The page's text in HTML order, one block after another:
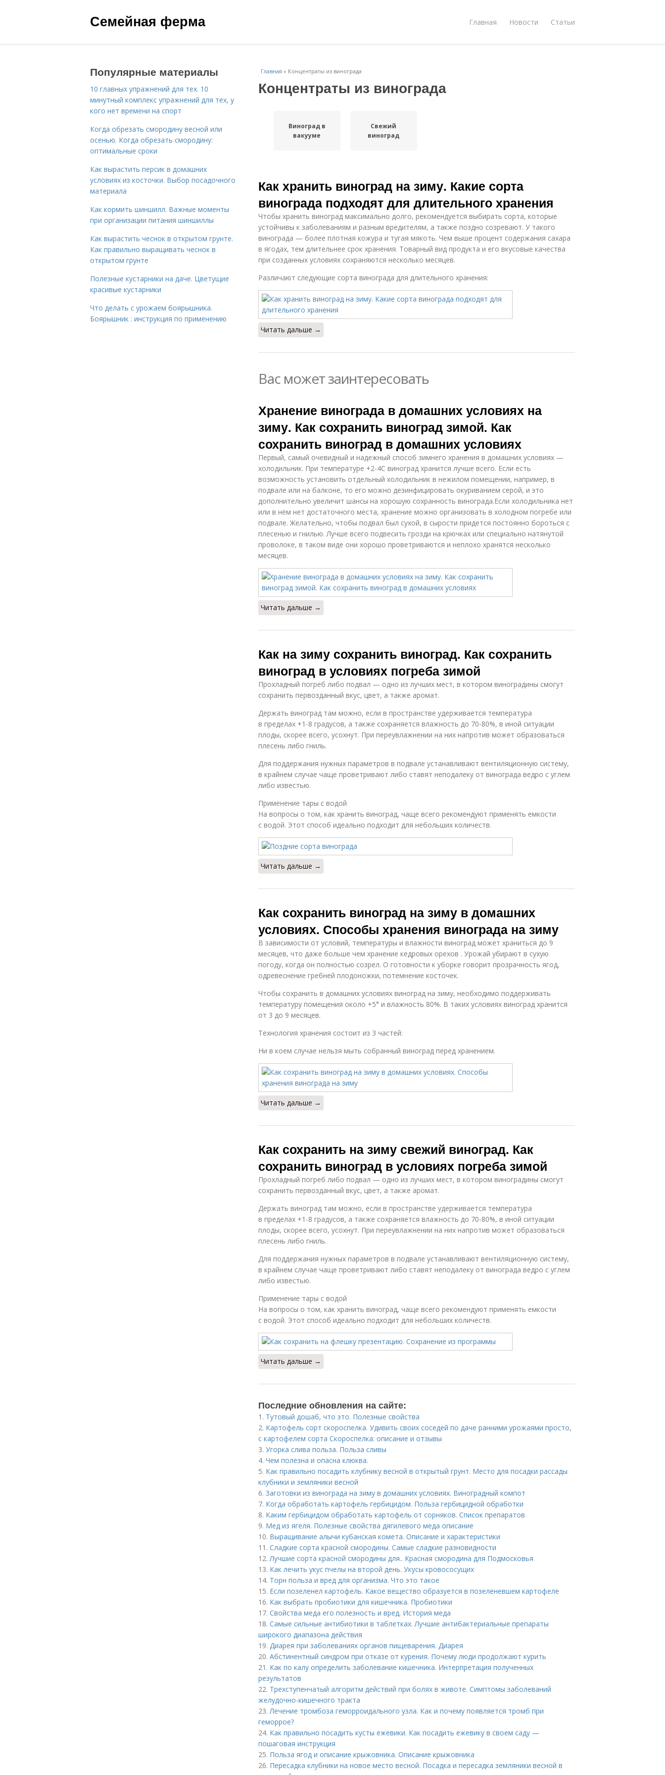
Семейная ферма Главная Новости Статьи
Главная » Концентраты из винограда
Концентраты из винограда
Виноград в
вакууме
Свежий
виноград
Как хранить виноград на зиму. Какие сорта
винограда подходят для длительного хранения
Чтобы хранить виноград максимально долго, рекомендуется выбирать сорта, которые
устойчивы к заболеваниям и разным вредителям, а также поздно созревают. У такого
винограда — более плотная кожура и тугая мякоть. Чем выше процент содержания сахара
в ягодах, тем длительнее срок хранения. Товарный вид продукта и его вкусовые качества
при созданных условиях сохраняются несколько месяцев.
Различают следующие сорта винограда для длительного хранения:
Читать дальше →
Вас может заинтересовать
Хранение винограда в домашних условиях на
зиму. Как сохранить виноград зимой. Как
сохранить виноград в домашних условиях
Первый, самый очевидный и надежный способ зимнего хранения в домашних условиях —
холодильник. При температуре +2-4С виноград хранится лучше всего. Если есть
возможность установить отдельный холодильник в нежилом помещении, например, в
подвале или на балконе, то его можно дезинфицировать окуриванием серой, и это
дополнительно увеличит шансы на хорошую сохранность винограда.Если холодильника нет
или в нём нет достаточного места, хранение можно организовать в холодном погребе или
подвале. Желательно, чтобы подвал был сухой, в сырости придется постоянно бороться с
плесенью и гнилью. Лучше всего подвесить грозди на крючках или специально натянутой
проволоке, в таком виде они хорошо проветриваются и неплохо хранятся несколько
месяцев.
Читать дальше →
Как на зиму сохранить виноград. Как сохранить
виноград в условиях погреба зимой
Прохладный погреб либо подвал — одно из лучших мест, в котором виноградины смогут
сохранить первозданный вкус, цвет, а также аромат.
Держать виноград там можно, если в пространстве удерживается температура
в пределах +1-8 градусов, а также сохраняется влажность до 70-80%, в иной ситуации
плоды, скорее всего, усохнут. При переувлажнении на них напротив может образоваться
плесень либо гниль.
Для поддержания нужных параметров в подвале устанавливают вентиляционную систему,
в крайнем случае чаще проветривают либо ставят неподалеку от винограда ведро с углем
либо известью.
Применение тары с водой
На вопросы о том, как хранить виноград, чаще всего рекомендуют применять емкости
с водой. Этот способ идеально подходит для небольших количеств.
Читать дальше →
Как сохранить виноград на зиму в домашних
условиях. Способы хранения винограда на зиму
В зависимости от условий, температуры и влажности виноград может храниться до 9
месяцев, что даже больше чем хранение кедровых орехов . Урожай убирают в сухую
погоду, когда он полностью созрел. О готовности к уборке говорит прозрачность ягод,
одревеснение гребней плодоножки, потемнение косточек.
Чтобы сохранить в домашних условиях виноград на зиму, необходимо поддерживать
температуру помещения около +5° и влажность 80%. В таких условиях виноград хранится
от 3 до 9 месяцев.
Технология хранения состоит из 3 частей:
Ни в коем случае нельзя мыть собранный виноград перед хранением.
Читать дальше →
Как сохранить на зиму свежий виноград. Как
сохранить виноград в условиях погреба зимой
Прохладный погреб либо подвал — одно из лучших мест, в котором виноградины смогут
сохранить первозданный вкус, цвет, а также аромат.
Держать виноград там можно, если в пространстве удерживается температура
в пределах +1-8 градусов, а также сохраняется влажность до 70-80%, в иной ситуации
плоды, скорее всего, усохнут. При переувлажнении на них напротив может образоваться
плесень либо гниль.
Для поддержания нужных параметров в подвале устанавливают вентиляционную систему,
в крайнем случае чаще проветривают либо ставят неподалеку от винограда ведро с углем
либо известью.
Применение тары с водой
На вопросы о том, как хранить виноград, чаще всего рекомендуют применять емкости
с водой. Этот способ идеально подходит для небольших количеств.
Читать дальше →
Последние обновления на сайте:
1. Тутовый дошаб, что это. Полезные свойства
2. Картофель сорт скороспелка. Удивить своих соседей по даче ранними урожаями просто,
с картофелем сорта Скороспелка: описание и отзывы
3. Угорка слива польза. Польза сливы
4. Чем полезна и опасна клюква.
5. Как правильно посадить клубнику весной в открытый грунт. Место для посадки рассады
клубники и земляники весной
6. Заготовки из винограда на зиму в домашних условиях. Виноградный компот
7. Когда обработать картофель гербицидом. Польза гербицидной обработки
8. Каким гербицидом обработать картофель от сорняков. Список препаратов
9. Мед из ягеля. Полезные свойства дягилевого меда описание
10. Выращивание алычи кубанская комета. Описание и характеристики
11. Сладкие сорта красной смородины. Самые сладкие разновидности
12.Лучшие сорта красной смородины для.. Красная смородина для Подмосковья
13. Как лечить укус пчелы на второй день. Укусы кровососущих
14. Торн польза и вред для организма. Что это такое
15. Если позеленел картофель. Какое вещество образуется в позеленевшем картофеле
16. Как выбрать пробиотики для кишечника. Пробиотики
17. Свойства меда его полезность и вред. История меда
18. Самые сильные антибиотики в таблетках. Лучшие антибактериальные препараты
широкого диапазона действия
19. Диарея при заболеваниях органов пищеварения. Диарея
20. Абстинентный синдром при отказе от курения. Почему люди продолжают курить
21. Как по калу определить заболевание кишечника. Интерпретация полученных
результатов
22. Трехступенчатый алгоритм действий при болях в животе. Симптомы заболеваний
желудочно-кишечного тракта
23.Лечение тромбоза геморроидального узла. Как и почему появляется тромб при
геморрое?
24. Как правильно посадить кусты ежевики. Как посадить ежевику в своем саду —
пошаговая инструкция
25. Польза ягод и описание крыжовника. Описание крыжовника
26. Пересадка клубники на новое место весной. Посадка и пересадка земляники весной в
Популярные материалы
10 главных упражнений для тех. 10
минутный комплекс упражнений для тех, у
кого нет времени на спорт
Когда обрезать смородину весной или
осенью. Когда обрезать смородину:
оптимальные сроки
Как вырастить персик в домашних
условиях из косточки. Выбор посадочного
материала
Как кормить шиншилл. Важные моменты
при организации питания шиншиллы
Как вырастить чеснок в открытом грунте.
Как правильно выращивать чеснок в
открытом грунте
Полезные кустарники на даче. Цветущие
красивые кустарники
Что делать с урожаем боярышника.
Боярышник : инструкция по применению